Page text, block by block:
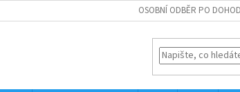
OSOBNÍ ODBĚR PO